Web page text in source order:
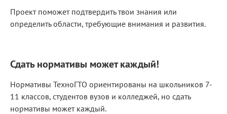
Проект поможет подтвердить твои знания или
определить области, требующие внимания и развития.
Сдать нормативы может каждый!
Нормативы ТехноГТО ориентированы на школьников 7-
11 классов, студентов вузов и колледжей, но сдать
нормативы может каждый.